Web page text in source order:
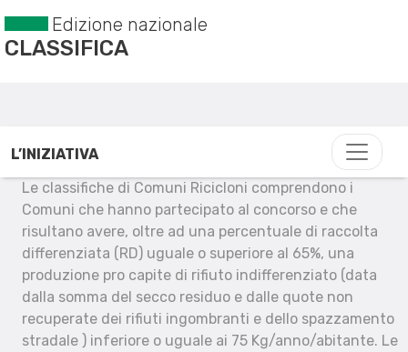
Edizione nazionale
CLASSIFICA
L’INIZIATIVA
Le classifiche di Comuni Ricicloni comprendono i
Comuni che hanno partecipato al concorso e che
risultano avere, oltre ad una percentuale di raccolta
differenziata (RD) uguale o superiore al 65%, una
produzione pro capite di rifiuto indifferenziato (data
dalla somma del secco residuo e dalle quote non
recuperate dei rifiuti ingombranti e dello spazzamento
stradale ) inferiore o uguale ai 75 Kg/anno/abitante. Le